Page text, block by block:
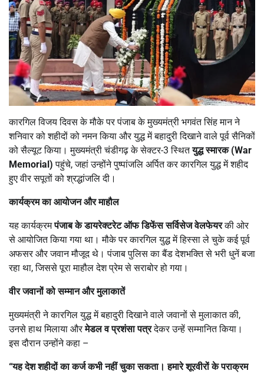
कारगिल विजय दिवस के मौके पर पंजाब के मुख्यमंत्री भगवंत सिंह मान ने
शनिवार को शहीदों को नमन किया और युद्ध में बहादुरी दिखाने वाले पूर्व सैनिकों
को सैल्यूट किया। मुख्यमंत्री चंडीगढ़ के सेक्टर-3 स्थितयुद्ध स्मारक (War
Memorial) पहुंचे, जहां उन्होंने पुष्पांजलि अर्पित कर कारगिल युद्ध में शहीद
हुए वीर सपूतों को श्रद्धांजलि दी।
कार्यक्रम का आयोजन और माहौल
यह कार्यक्रमपंजाब के डायरेक्टरेट ऑफ डिफेंस सर्विसेज वेलफेयरकी ओर
से आयोजित किया गया था। मौके पर कारगिल युद्ध में हिस्सा ले चुके कई पूर्व
अफसर और जवान मौजूद थे। पंजाब पुलिस का बैंड देशभक्ति से भरी धुनें बजा
रहा था, जिससे पूरा माहौल देश प्रेम से सराबोर हो गया।
वीर जवानों को सम्मान और मुलाकातें
मुख्यमंत्री ने कारगिल युद्ध में बहादुरी दिखाने वाले जवानों से मुलाकात की,
उनसे हाथ मिलाया औरमेडल व प्रशंसा पत्रदेकर उन्हें सम्मानित किया।
इस दौरान उन्होंने कहा –
“यह देश शहीदों का कर्ज कभी नहीं चुका सकता। हमारे शूरवीरों के पराक्रम